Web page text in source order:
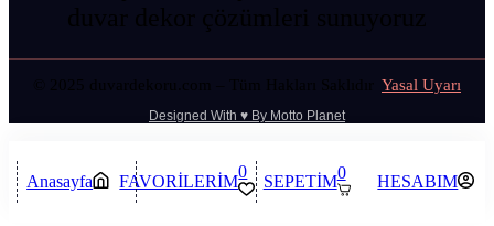
duvar dekor çözümleri sunuyoruz
© 2025 duvardekoru.com – Tüm Hakları Saklıdır Yasal Uyarı
Designed With ♥️ By Motto Planet
Anasayfa FAVORİLERİM
0
SEPETİM0 HESABIM